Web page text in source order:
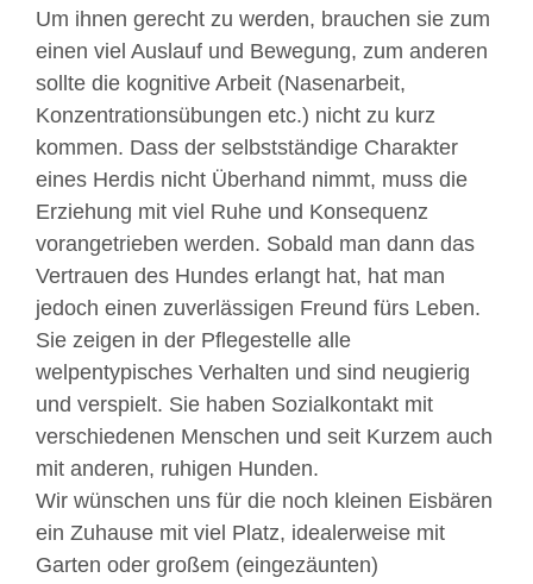
Um ihnen gerecht zu werden, brauchen sie zum
einen viel Auslauf und Bewegung, zum anderen
sollte die kognitive Arbeit (Nasenarbeit,
Konzentrationsübungen etc.) nicht zu kurz
kommen. Dass der selbstständige Charakter
eines Herdis nicht Überhand nimmt, muss die
Erziehung mit viel Ruhe und Konsequenz
vorangetrieben werden. Sobald man dann das
Vertrauen des Hundes erlangt hat, hat man
jedoch einen zuverlässigen Freund fürs Leben.
Sie zeigen in der Pflegestelle alle
welpentypisches Verhalten und sind neugierig
und verspielt. Sie haben Sozialkontakt mit
verschiedenen Menschen und seit Kurzem auch
mit anderen, ruhigen Hunden.
Wir wünschen uns für die noch kleinen Eisbären
ein Zuhause mit viel Platz, idealerweise mit
Garten oder großem (eingezäunten)